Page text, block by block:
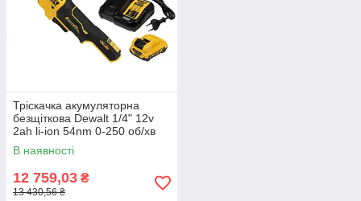
Тріскачка акумуляторна
безщіткова Dewalt 1/4" 12v
2ah li-ion 54nm 0-250 об/хв
DCF504D1-QW
В наявності
12 759,03 ₴
13 430,56 ₴